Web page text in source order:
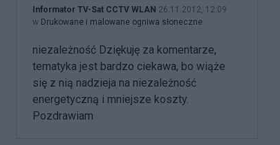
Informator TV-Sat CCTV WLAN 26.11.2012, 12:09
w Drukowane i malowane ogniwa słoneczne
niezależność Dziękuję za komentarze,
tematyka jest bardzo ciekawa, bo wiąże
się z nią nadzieja na niezależność
energetyczną i mniejsze koszty.
Pozdrawiam